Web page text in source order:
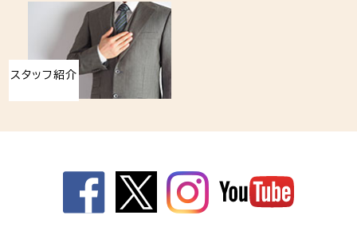
スタッフ紹介